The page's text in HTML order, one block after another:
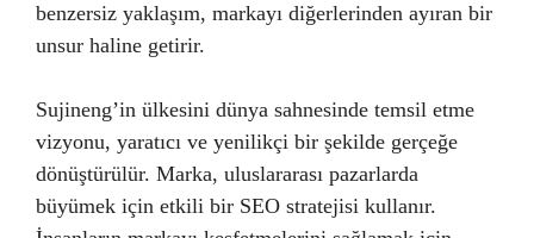
benzersiz yaklaşım, markayı diğerlerinden ayıran bir
unsur haline getirir.
Sujineng’in ülkesini dünya sahnesinde temsil etme
vizyonu, yaratıcı ve yenilikçi bir şekilde gerçeğe
dönüştürülür. Marka, uluslararası pazarlarda
büyümek için etkili bir SEO stratejisi kullanır.